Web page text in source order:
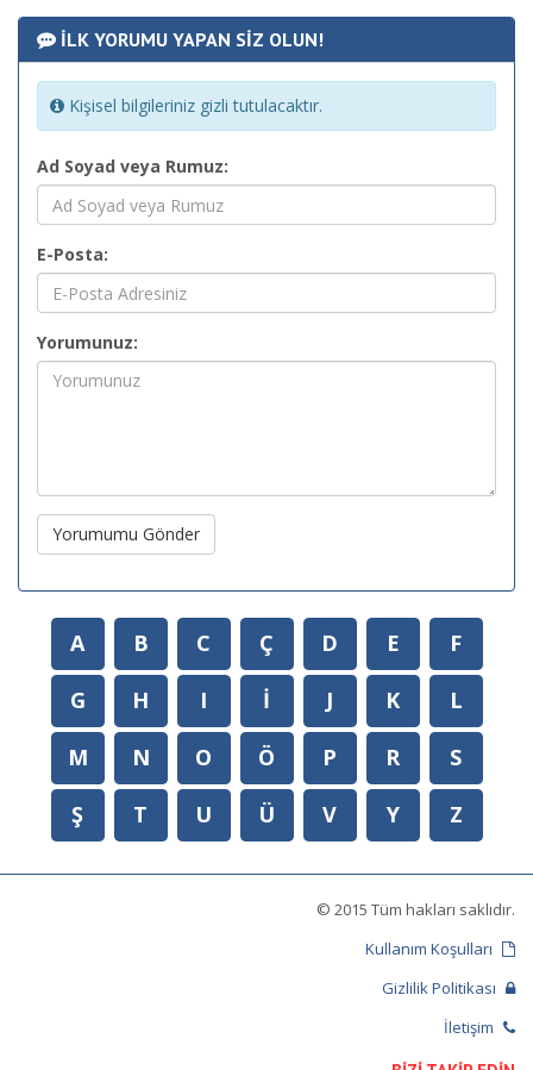
İLK YORUMU YAPAN SİZ OLUN!
Kişisel bilgileriniz gizli tutulacaktır.
Ad Soyad veya Rumuz:
E-Posta:
Yorumunuz:
Yorumumu Gönder
A B C Ç D E
F
G
H I İ J K
L
M
N O Ö P R
S
Ş
T U Ü V Y Z
© 2015 Tüm hakları saklıdır.
Kullanım Koşulları
Gizlilik Politikası
İletişim